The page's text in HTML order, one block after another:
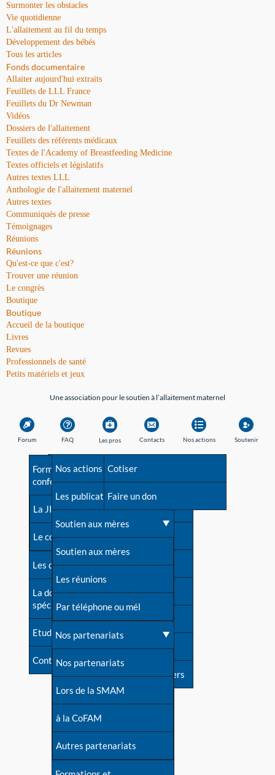
Surmonter les obstacles
Vie quotidienne
L'allaitement au fil du temps
Développement des bébés
Tous les articles
Fonds documentaire
Allaiter aujourd'hui extraits
Feuillets de LLL France
Feuillets du Dr Newman
Vidéos
Dossiers de l'allaitement
Feuillets des référents médicaux
Textes de l'Academy of Breastfeeding Medicine
Textes officiels et législatifs
Autres textes LLL
Anthologie de l'allaitement maternel
Autres textes
Communiqués de presse
Témoignages
Réunions
Réunions
Qu'est-ce que c'est?
Trouver une réunion
Le congrès
Boutique
Boutique
Accueil de la boutique
Livres
Revues
Professionnels de santé
Petits matériels et jeux
Une association pour le soutien à l’allaitement maternel
Forum FAQ
Avant la naissance
Les débuts
Une difficulté d'allaitement ?
Cas particuliers
Mythes et vérités
Devenir animatrice ?
Une question sur le site
Les pros
Formations et
conférences
La JIA
Le congrès
Les dossiers de l'allaitement
La documentation
spécialisée
Etudes récentes
Contact
Contacts
Besoin d'aide?
Répertoire de tous les
contacts
Contact presse
Dossier de presse
Soutenir LLL
Livre d'or
Forum
S'inscrire à nos newsletters
Nos actions
Nos actions
Les publications
Soutien aux mères
Soutien aux mères
Les réunions
Par téléphone ou mél
Nos partenariats
Nos partenariats
Lors de la SMAM
à la CoFAM
Autres partenariats
Soutenir
Cotiser
Faire un don